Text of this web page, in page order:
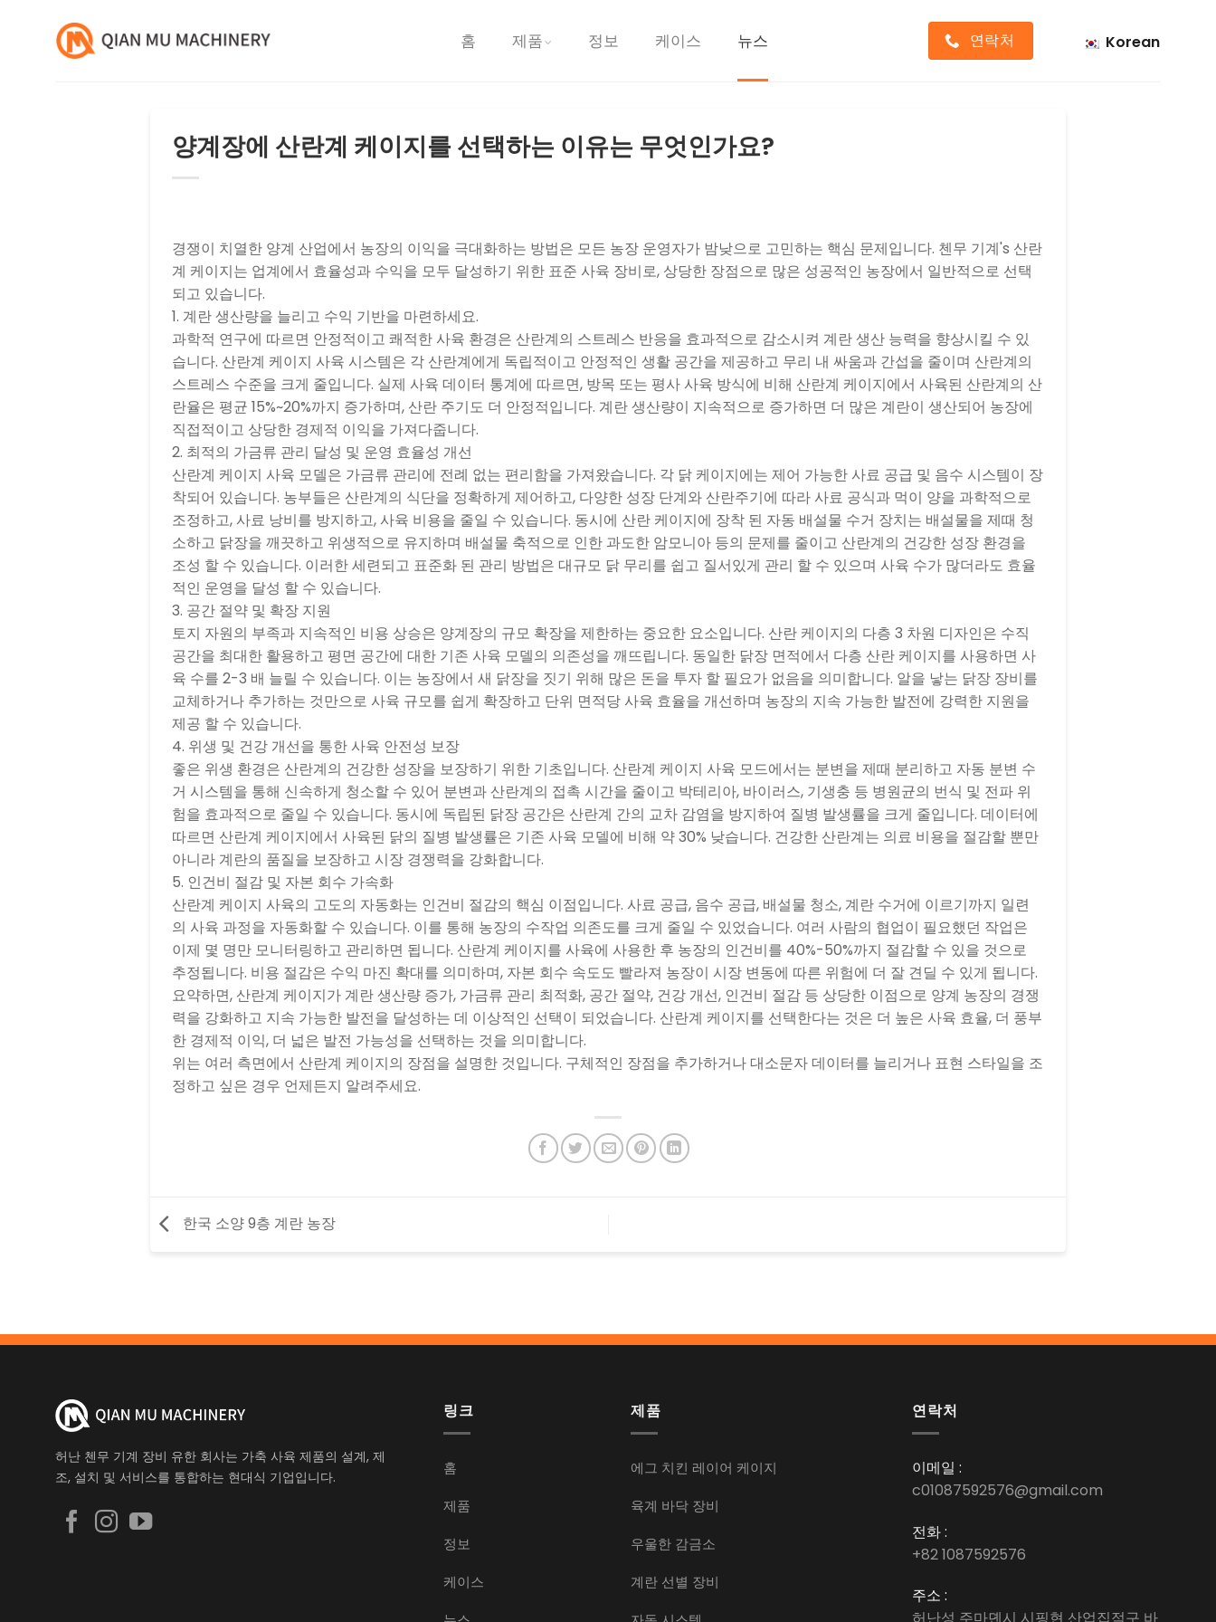
홈 제품 정보 케이스 뉴스 연락처 Korean
양계장에 산란계 케이지를 선택하는 이유는 무엇인가요?
경쟁이 치열한 양계 산업에서 농장의 이익을 극대화하는 방법은 모든 농장 운영자가 밤낮으로 고민하는 핵심 문제입니다. 첸무 기계's 산란
계 케이지는 업계에서 효율성과 수익을 모두 달성하기 위한 표준 사육 장비로, 상당한 장점으로 많은 성공적인 농장에서 일반적으로 선택
되고 있습니다.
1. 계란 생산량을 늘리고 수익 기반을 마련하세요.
과학적 연구에 따르면 안정적이고 쾌적한 사육 환경은 산란계의 스트레스 반응을 효과적으로 감소시켜 계란 생산 능력을 향상시킬 수 있
습니다. 산란계 케이지 사육 시스템은 각 산란계에게 독립적이고 안정적인 생활 공간을 제공하고 무리 내 싸움과 간섭을 줄이며 산란계의
스트레스 수준을 크게 줄입니다. 실제 사육 데이터 통계에 따르면, 방목 또는 평사 사육 방식에 비해 산란계 케이지에서 사육된 산란계의 산
란율은 평균 15%~20%까지 증가하며, 산란 주기도 더 안정적입니다. 계란 생산량이 지속적으로 증가하면 더 많은 계란이 생산되어 농장에
직접적이고 상당한 경제적 이익을 가져다줍니다.
2. 최적의 가금류 관리 달성 및 운영 효율성 개선
산란계 케이지 사육 모델은 가금류 관리에 전례 없는 편리함을 가져왔습니다. 각 닭 케이지에는 제어 가능한 사료 공급 및 음수 시스템이 장
착되어 있습니다. 농부들은 산란계의 식단을 정확하게 제어하고, 다양한 성장 단계와 산란주기에 따라 사료 공식과 먹이 양을 과학적으로
조정하고, 사료 낭비를 방지하고, 사육 비용을 줄일 수 있습니다. 동시에 산란 케이지에 장착 된 자동 배설물 수거 장치는 배설물을 제때 청
소하고 닭장을 깨끗하고 위생적으로 유지하며 배설물 축적으로 인한 과도한 암모니아 등의 문제를 줄이고 산란계의 건강한 성장 환경을
조성 할 수 있습니다. 이러한 세련되고 표준화 된 관리 방법은 대규모 닭 무리를 쉽고 질서있게 관리 할 수 있으며 사육 수가 많더라도 효율
적인 운영을 달성 할 수 있습니다.
3. 공간 절약 및 확장 지원
토지 자원의 부족과 지속적인 비용 상승은 양계장의 규모 확장을 제한하는 중요한 요소입니다. 산란 케이지의 다층 3 차원 디자인은 수직
공간을 최대한 활용하고 평면 공간에 대한 기존 사육 모델의 의존성을 깨뜨립니다. 동일한 닭장 면적에서 다층 산란 케이지를 사용하면 사
육 수를 2-3 배 늘릴 수 있습니다. 이는 농장에서 새 닭장을 짓기 위해 많은 돈을 투자 할 필요가 없음을 의미합니다. 알을 낳는 닭장 장비를
교체하거나 추가하는 것만으로 사육 규모를 쉽게 확장하고 단위 면적당 사육 효율을 개선하며 농장의 지속 가능한 발전에 강력한 지원을
제공 할 수 있습니다.
4. 위생 및 건강 개선을 통한 사육 안전성 보장
좋은 위생 환경은 산란계의 건강한 성장을 보장하기 위한 기초입니다. 산란계 케이지 사육 모드에서는 분변을 제때 분리하고 자동 분변 수
거 시스템을 통해 신속하게 청소할 수 있어 분변과 산란계의 접촉 시간을 줄이고 박테리아, 바이러스, 기생충 등 병원균의 번식 및 전파 위
험을 효과적으로 줄일 수 있습니다. 동시에 독립된 닭장 공간은 산란계 간의 교차 감염을 방지하여 질병 발생률을 크게 줄입니다. 데이터에
따르면 산란계 케이지에서 사육된 닭의 질병 발생률은 기존 사육 모델에 비해 약 30% 낮습니다. 건강한 산란계는 의료 비용을 절감할 뿐만
아니라 계란의 품질을 보장하고 시장 경쟁력을 강화합니다.
5. 인건비 절감 및 자본 회수 가속화
산란계 케이지 사육의 고도의 자동화는 인건비 절감의 핵심 이점입니다. 사료 공급, 음수 공급, 배설물 청소, 계란 수거에 이르기까지 일련
의 사육 과정을 자동화할 수 있습니다. 이를 통해 농장의 수작업 의존도를 크게 줄일 수 있었습니다. 여러 사람의 협업이 필요했던 작업은
이제 몇 명만 모니터링하고 관리하면 됩니다. 산란계 케이지를 사육에 사용한 후 농장의 인건비를 40%-50%까지 절감할 수 있을 것으로
추정됩니다. 비용 절감은 수익 마진 확대를 의미하며, 자본 회수 속도도 빨라져 농장이 시장 변동에 따른 위험에 더 잘 견딜 수 있게 됩니다.
요약하면, 산란계 케이지가 계란 생산량 증가, 가금류 관리 최적화, 공간 절약, 건강 개선, 인건비 절감 등 상당한 이점으로 양계 농장의 경쟁
력을 강화하고 지속 가능한 발전을 달성하는 데 이상적인 선택이 되었습니다. 산란계 케이지를 선택한다는 것은 더 높은 사육 효율, 더 풍부
한 경제적 이익, 더 넓은 발전 가능성을 선택하는 것을 의미합니다.
위는 여러 측면에서 산란계 케이지의 장점을 설명한 것입니다. 구체적인 장점을 추가하거나 대소문자 데이터를 늘리거나 표현 스타일을 조
정하고 싶은 경우 언제든지 알려주세요.
한국 소양 9층 계란 농장
허난 첸무 기계 장비 유한 회사는 가축 사육 제품의 설계, 제
조, 설치 및 서비스를 통합하는 현대식 기업입니다.
링크
홈
제품
정보
케이스
제품
에그 치킨 레이어 케이지
육계 바닥 장비
우울한 감금소
계란 선별 장비
연락처
이메일 :
c01087592576@gmail.com
전화 :
+82 1087592576
주소 :